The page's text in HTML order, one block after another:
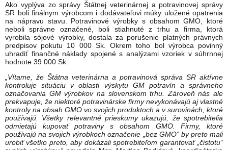
Ako vyplýva zo správy Štátnej veterinárnej a potravinovej správy
SR boli finálnym výrobcom i dodávateľovi múky uložené opatrenia
na nápravu stavu. Potravinové výrobky s obsahom GMO, ktoré
neboli správne označené, boli stiahnuté z trhu a firma, ktorá
vyrobila sójové výrobky, dostala za porušenie platných právnych
predpisov pokutu 10 000 Sk. Okrem toho bol výrobca povinný
uhradiť finančné náklady spojené s analýzami vzoriek v súhrnnej
hodnote 39 000 Sk.
„Vítame, že Štátna veterinárna a potravinová správa SR aktívne
kontroluje situáciu v oblasti výskytu GM potravín a správneho
označovania GM výrobkov na slovenskom trhu. Zároveň nás ale
prekvapuje, že niektoré potravinárske firmy nevykonávajú aj vlastné
kontroly na obsah GMO vo svojich produktoch a v surovinách, ktoré
používajú. Všetky relevantné prieskumy ukazujú, že spotrebitelia
odmietajú kupovať potraviny s obsahom GMO. Firmy, ktoré
používajú na svojich výrobkoch označenie „bez GMO“ by preto mali
urobiť všetko preto, aby dokázali spotrebiteľom garantovať „čistotu“